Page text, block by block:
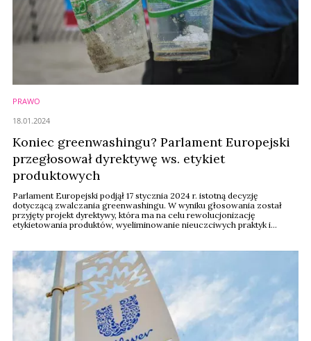
PRAWO
Koniec greenwashingu? Parlament Europejski
przegłosował dyrektywę ws. etykiet
produktowych
Parlament Europejski podjął 17 stycznia 2024 r. istotną decyzję
dotyczącą zwalczania greenwashingu. W wyniku głosowania został
przyjęty projekt dyrektywy, która ma na celu rewolucjonizację
etykietowania produktów, wyeliminowanie nieuczciwych praktyk i
18.01.2024